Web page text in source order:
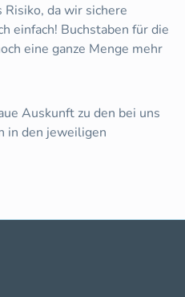
da wir sichere
einfach! Buchstaben für die
eine ganze Menge mehr
Auskunft zu den bei uns
in den jeweiligen